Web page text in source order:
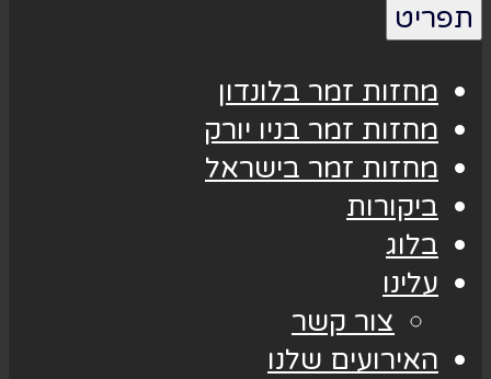
תפריט
מחזות זמר בלונדון
מחזות זמר בניו יורק
מחזות זמר בישראל
ביקורות
בלוג
עלינו
צור קשר
האירועים שלנו